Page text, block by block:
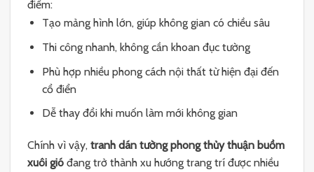
điểm:
Tạo mảng hình lớn, giúp không gian có chiều sâu
Thi công nhanh, không cần khoan đục tường
Phù hợp nhiều phong cách nội thất từ hiện đại đến
cổ điển
Dễ thay đổi khi muốn làm mới không gian
Chính vì vậy, tranh dán tường phong thủy thuận buồm
xuôi gió đang trở thành xu hướng trang trí được nhiều